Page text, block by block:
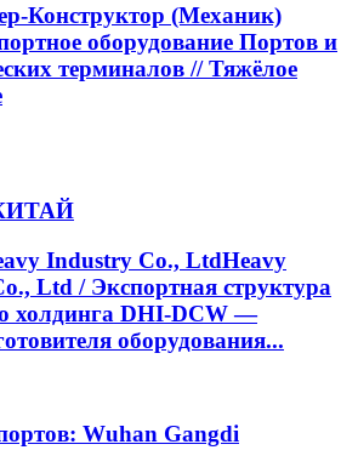
Конструктор (Механик)
оборудование Портов и
терминалов // Тяжёлое
Industry Co., LtdHeavy
Ltd / Экспортная структура
холдинга DHI-DCW —
оборудования...
Wuhan Gangdi